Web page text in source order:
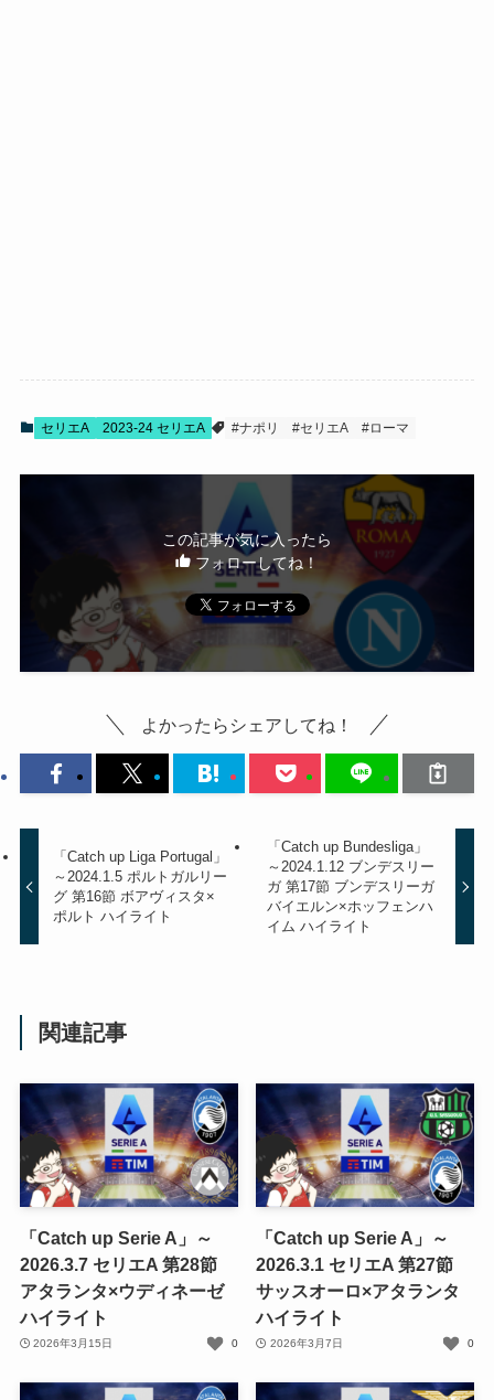
セリエA 2023-24 セリエA #ナポリ #セリエA #ローマ
この記事が気に入ったら
フォローしてね！
よかったらシェアしてね！
「Catch up Liga Portugal」
～2024.1.5 ポルトガルリー
グ 第16節 ボアヴィスタ×
ポルト ハイライト
「Catch up Bundesliga」
～2024.1.12 ブンデスリー
ガ 第17節 ブンデスリーガ
バイエルン×ホッフェンハ
イム ハイライト
関連記事
「Catch up Serie A」～
2026.3.7 セリエA 第28節
アタランタ×ウディネーゼ
ハイライト
2026年3月15日 0
「Catch up Serie A」～
2026.3.1 セリエA 第27節
サッスオーロ×アタランタ
ハイライト
2026年3月7日 0